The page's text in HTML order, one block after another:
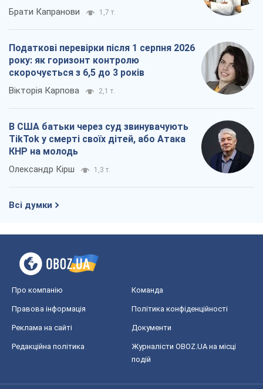
Брати Капранови 1,7 т.
Податкові перевірки після 1 серпня 2026
року: як горизонт контролю
скорочується з 6,5 до 3 років
Вікторія Карпова 2,1 т.
В США батьки через суд звинувачують
TikTok у смерті своїх дітей, або Атака
КНР на молодь
Олександр Кірш 1,3 т.
Всі думки
Про компанію Команда
Правова інформація Політика конфіденційності
Реклама на сайті Документи
Редакційна політика
Журналісти OBOZ.UA на місці
подій